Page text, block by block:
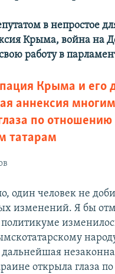
в непростое
Крыма, война на
работу в
Крыма и его
аннексия
по отношению
татарам
один человек не
изменений. Я бы
открыла глаза